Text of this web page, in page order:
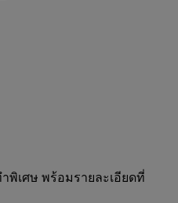
พิเศษ พร้อมรายละเอียดที่